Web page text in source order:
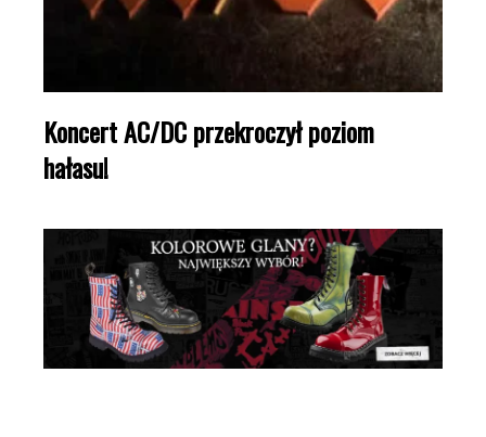
Koncert AC/DC przekroczył poziom
hałasu!